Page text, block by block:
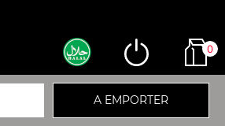
0
A EMPORTER